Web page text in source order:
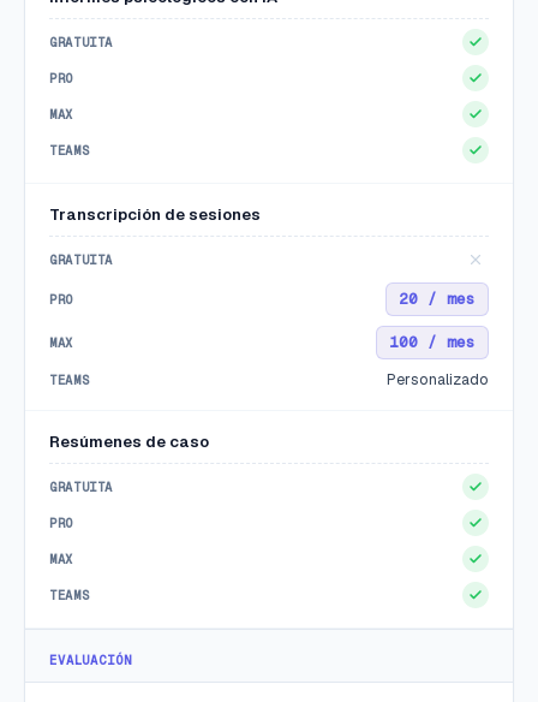
Transcripción de sesiones
20 / mes
100 / mes
Personalizado
Resúmenes de caso
EVALUACIÓN